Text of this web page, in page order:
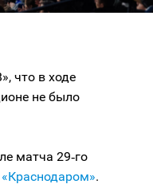
что в ходе
не было
матча 29‑го
«Краснодаром».